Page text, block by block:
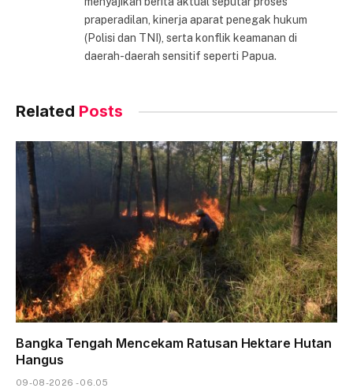
praperadilan, kinerja aparat penegak hukum
(Polisi dan TNI), serta konflik keamanan di
daerah-daerah sensitif seperti Papua.
Related Posts
Bangka Tengah Mencekam Ratusan Hektare Hutan
Hangus
09-08-2026 - 06.05